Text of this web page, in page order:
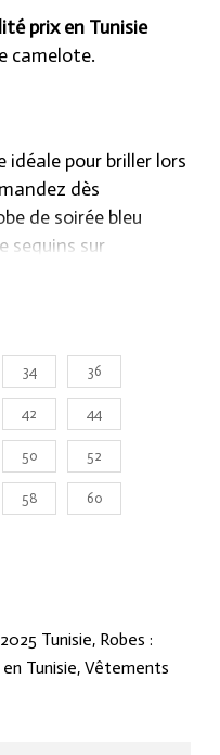
prix en Tunisie
camelote.
799د.ت.
idéale pour briller lors
dès
de soirée bleu
sequins sur
de la soirée !
34 36
42 44
50 52
58 60
Tunisie, Robes :
Tunisie, Vêtements